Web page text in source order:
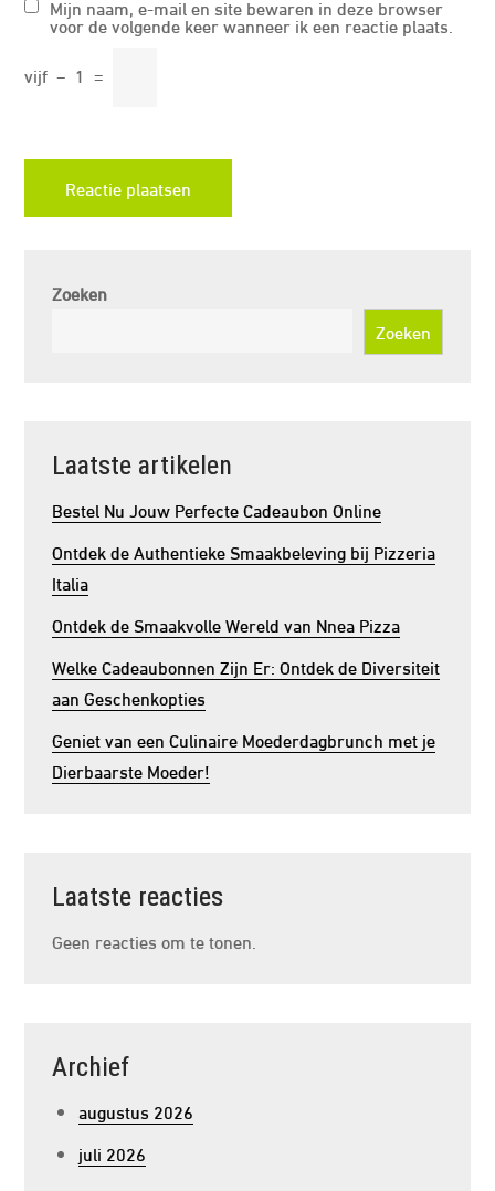
Mijn naam, e-mail en site bewaren in deze browser
voor de volgende keer wanneer ik een reactie plaats.
vijf − 1 =
Zoeken
Zoeken
Laatste artikelen
Bestel Nu Jouw Perfecte Cadeaubon Online
Ontdek de Authentieke Smaakbeleving bij Pizzeria
Italia
Ontdek de Smaakvolle Wereld van Nnea Pizza
Welke Cadeaubonnen Zijn Er: Ontdek de Diversiteit
aan Geschenkopties
Geniet van een Culinaire Moederdagbrunch met je
Dierbaarste Moeder!
Laatste reacties
Geen reacties om te tonen.
Archief
augustus 2026
juli 2026